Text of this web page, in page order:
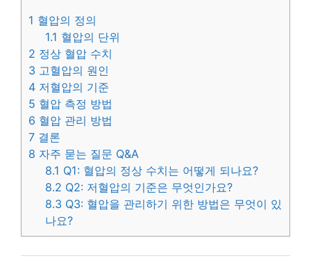
1 혈압의 정의
1.1 혈압의 단위
2 정상 혈압 수치
3 고혈압의 원인
4 저혈압의 기준
5 혈압 측정 방법
6 혈압 관리 방법
7 결론
8 자주 묻는 질문 Q&A
8.1 Q1: 혈압의 정상 수치는 어떻게 되나요?
8.2 Q2: 저혈압의 기준은 무엇인가요?
8.3 Q3: 혈압을 관리하기 위한 방법은 무엇이 있
나요?